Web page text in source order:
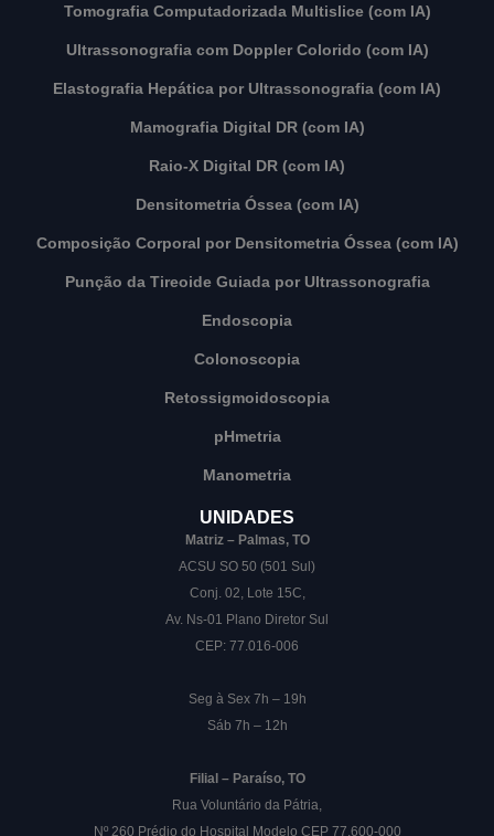
Tomografia Computadorizada Multislice (com IA)
Ultrassonografia com Doppler Colorido (com IA)
Elastografia Hepática por Ultrassonografia (com IA)
Mamografia Digital DR (com IA)
Raio-X Digital DR (com IA)
Densitometria Óssea (com IA)
Composição Corporal por Densitometria Óssea (com IA)
Punção da Tireoide Guiada por Ultrassonografia
Endoscopia
Colonoscopia
Retossigmoidoscopia
pHmetria
Manometria
UNIDADES
Matriz – Palmas, TO
ACSU SO 50 (501 Sul)
Conj. 02, Lote 15C,
Av. Ns-01 Plano Diretor Sul
CEP: 77.016-006
Seg à Sex 7h – 19h
Sáb 7h – 12h
Filial – Paraíso, TO
Rua Voluntário da Pátria,
Nº 260 Prédio do Hospital Modelo CEP 77.600-000